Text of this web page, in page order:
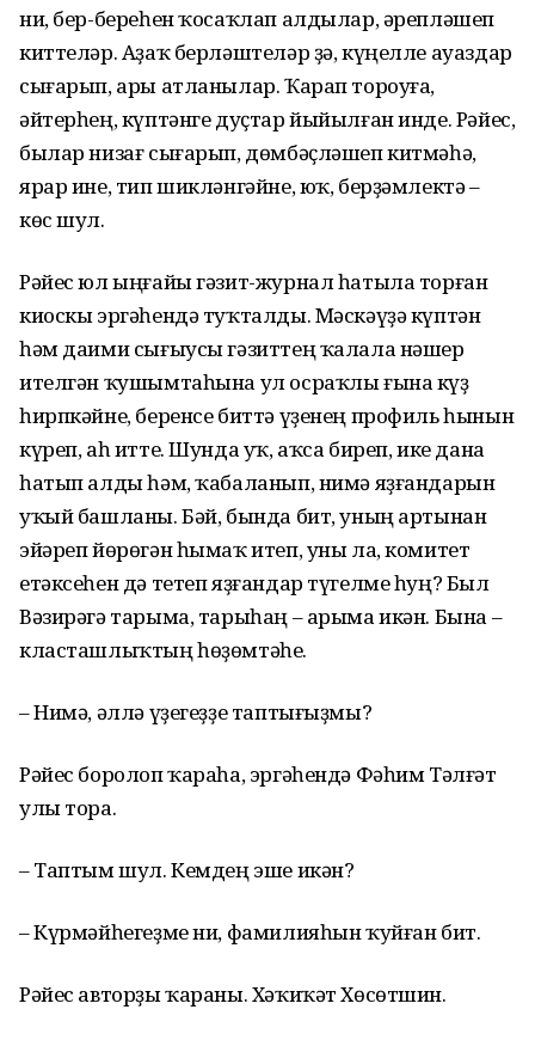
ни, бер-береһен ҡосаҡлап алдылар, әрепләшеп
киттеләр. Аҙаҡ берләштеләр ҙә, күңелле ауаздар
сығарып, ары атланылар. Ҡарап тороуға,
әйтерһең, күптәнге дуҫтар йыйылған инде. Рәйес,
былар низағ сығарып, дөмбәҫләшеп китмәһә,
ярар ине, тип шикләнгәйне, юҡ, берҙәмлектә –
көс шул.
Рәйес юл ыңғайы гәзит-журнал һатыла торған
киоскы эргәһендә туҡталды. Мәскәүҙә күптән
һәм даими сығыусы гәзиттең ҡалала нәшер
ителгән ҡушымтаһына ул осраҡлы ғына күҙ
һирпкәйне, беренсе биттә үҙенең профиль һынын
күреп, аһ итте. Шунда уҡ, аҡса биреп, ике дана
һатып алды һәм, ҡабаланып, нимә яҙғандарын
уҡый башланы. Бәй, бында бит, уның артынан
эйәреп йөрөгән һымаҡ итеп, уны ла, комитет
етәксеһен дә тетеп яҙғандар түгелме һуң? Был
Вәзирәгә тарыма, тарыһаң – арыма икән. Бына –
класташлыҡтың һөҙөмтәһе.
– Нимә, әллә үҙегеҙҙе таптығыҙмы?
Рәйес боролоп ҡараһа, эргәһендә Фәһим Тәлғәт
улы тора.
– Таптым шул. Кемдең эше икән?
– Күрмәйһегеҙме ни, фамилияһын ҡуйған бит.
Рәйес авторҙы ҡараны. Хәҡиҡәт Хөсөтшин.